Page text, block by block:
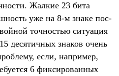
Жал­кие 23 бита
уже на 8-м зна­ке пос­
точ­ностью ситу­ация
десятич­ных зна­ков очень
если, нап­ример,
6 фик­сирован­ных